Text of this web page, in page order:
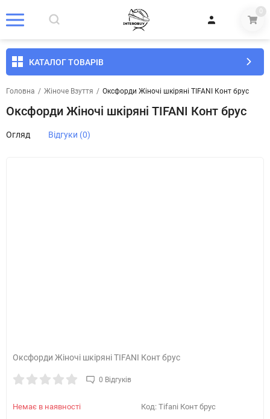
0
КАТАЛОГ ТОВАРІВ
Головна / Жіноче Взуття / Оксфорди Жіночі шкіряні TIFANI Конт брус
Оксфорди Жіночі шкіряні TIFANI Конт брус
Огляд Відгуки (0)
Оксфорди Жіночі шкіряні TIFANI Конт брус
0 Відгуків
Немає в наявності Код: Tifani Конт брус